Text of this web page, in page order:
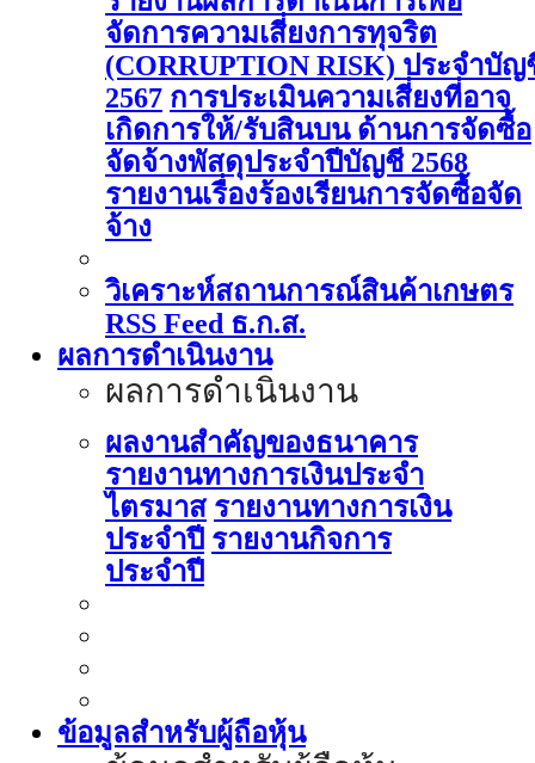
จัดการความเสี่ยงการทุจริต
(CORRUPTION RISK) ประจําบัญ
2567 การประเมินความเสี่ยงที่อาจ
เกิดการให้/รับสินบน ด้านการจัดซื้อ
จัดจ้างพัสดุประจําปีบัญชี 2568
รายงานเรื่องร้องเรียนการจัดซื้อจัด
จ้าง
วิเคราะห์สถานการณ์สินค้าเกษตร
RSS Feed ธ.ก.ส.
ผลการดำเนินงาน
ผลการดำเนินงาน
ผลงานสำคัญของธนาคาร
รายงานทางการเงินประจำ
ไตรมาส รายงานทางการเงิน
ประจำปี รายงานกิจการ
ประจำปี
ข้อมูลสำหรับผู้ถือหุ้น